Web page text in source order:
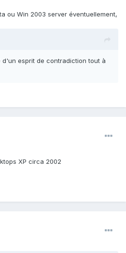
ou Win 2003 server éventuellement,
esprit de contradiction tout à
XP circa 2002